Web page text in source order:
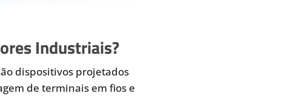
Industriais?
dispositivos projetados
de terminais em fios e